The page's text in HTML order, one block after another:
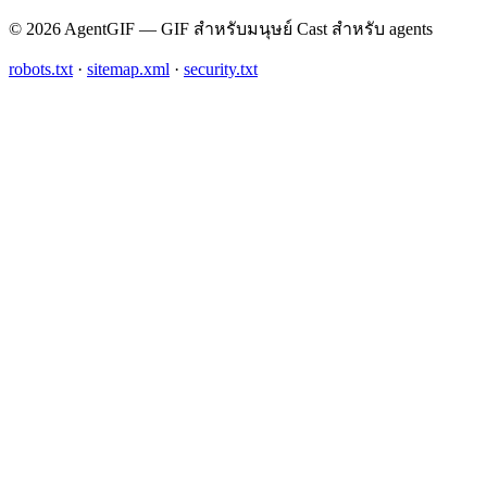
© 2026 AgentGIF — GIF สำหรับมนุษย์ Cast สำหรับ agents
robots.txt · sitemap.xml · security.txt